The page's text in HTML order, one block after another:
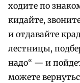
ходите по
кидайте,
и отдавайте
лестницы,
надо“ — и
можете